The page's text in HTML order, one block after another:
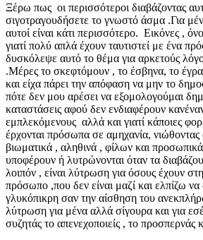
Ξέρω πως οι περισσότεροι διαβάζοντας
σιγοτραγουδήσετε το γνωστό άσμα .Για
αυτοί είναι κάτι περισσότερο. Εικόνες ,
γιατί πολύ απλά έχουν ταυτιστεί με ένα
δυσκόλεψε αυτό το θέμα για αρκετούς
.Μέρες το σκεφτόμουν , το έσβηνα, το
και είχα πάρει την απόφαση να μην το
πότε δεν μου αρέσει να εξομολογούμαι
καταστάσεις αφού δεν ενδιαφέρουν
εμπλεκόμενους αλλά και γιατί κάποιες
έρχονται πρόσωπα σε αμηχανία, νιώθοντας
βιωματικά , αληθινά , φίλων και
υποφέρουν ή λυτρώνονται όταν τα
λοιπόν , είναι λύτρωση για όσους έχουν
πρόσωπο ,που δεν είναι μαζί και ελπίζω
γλυκόπικρη σαν την αίσθηση του
λύτρωση για μένα αλλά σίγουρα και για
συζητάς το απενεχοποιείς , το προσπερνάς